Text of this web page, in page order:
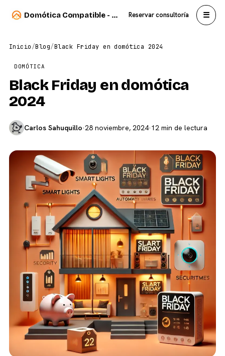
Domótica Compatible - Carlos Sahuquillo Reservar consultoría ☰
Inicio/Blog/Black Friday en domótica 2024
DOMÓTICA
Black Friday en domótica
2024
Carlos Sahuquillo·28 noviembre, 2024·12 min de lectura